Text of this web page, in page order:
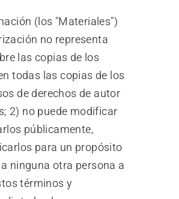
(los "Materiales")
no representa
las copias de los
todas las copias de los
de derechos de autor
2) no puede modificar
públicamente,
para un propósito
ninguna otra persona a
términos y